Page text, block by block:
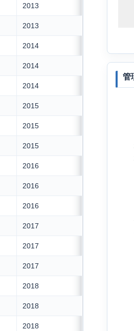
2013
2013
2014
2014
2014
2015
2015
2015
2016
2016
2016
2017
2017
2017
2018
2018
2018
管